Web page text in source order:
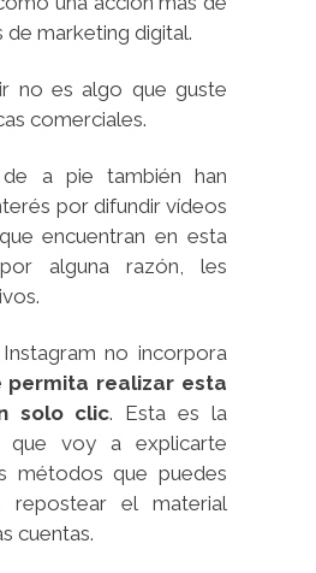
de marketing digital.
no es algo que guste
comerciales.
de a pie también han
por difundir vídeos
encuentran en esta
alguna razón, les
no incorpora
permita realizar esta
solo clic. Esta es la
voy a explicarte
métodos que puedes
repostear el material
cuentas.